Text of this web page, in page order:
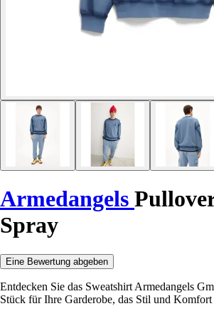
Armedangels
Spray
Eine Bewertung abgeben
Entdecken Sie das Sweatshirt Armedangels
Stück für Ihre Garderobe, das Stil und